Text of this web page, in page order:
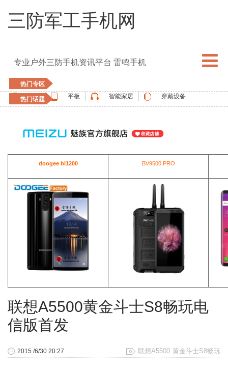
三防军工手机网
专业户外三防手机资讯平台 雷鸣手机
热门专区
手机
平板 智能家居 穿戴设备
热门话题
vernee
doogee bl1200 BV9500 PRO
联想A5500黄金斗士S8畅玩电
信版首发
联想A5500 黄金斗士S8畅玩
2015 /6/30 20:27